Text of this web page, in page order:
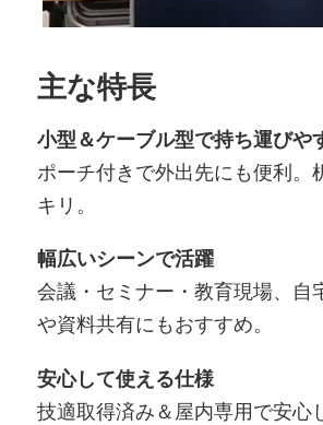
主な特長
小型＆ケーブル型で持ち運びや
ポーチ付きで外出先にも便利。
キリ。
幅広いシーンで活躍
会議・セミナー・教育現場、自
や資料共有にもおすすめ。
安心して使える仕様
技適取得済み＆屋内専用で安心